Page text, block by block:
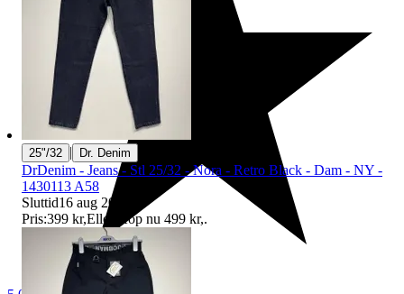
25"/32 | Dr. Denim
DrDenim - Jeans - Stl 25/32 - Nora - Retro Black - Dam - NY -
1430113 A58
Sluttid16 aug 20:31
Pris:399 kr,Eller Köp nu 499 kr,.